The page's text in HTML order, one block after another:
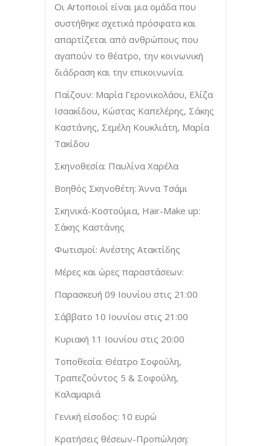
Οι Artοποιοί είναι μια ομάδα που
συστήθηκε σχετικά πρόσφατα και
απαρτίζεται από ανθρώπους που
αγαπούν το θέατρο, την κοινωνική
διάδραση και την επικοινωνία.
Παίζουν: Μαρία Γερονικολάου, Ελίζα
Ισαακίδου, Κώστας Καπελέρης, Σάκης
Καστάνης, Σεμέλη Κουκλιάτη, Μαρία
Τακίδου
Σκηνοθεσία: Παυλίνα Χαρέλα
Βοηθός Σκηνοθέτη: Άννα Τσάμι
Σκηνικά-Κοστούμια, Hair-Make up:
Σάκης Καστάνης
Φωτισμοί: Ανέστης Ατακτίδης
Μέρες και ώρες παραστάσεων:
Παρασκευή 09 Ιουνίου στις 21:00
Σάββατο 10 Ιουνίου στις 21:00
Κυριακή 11 Ιουνίου στις 20:00
Τοποθεσία: Θέατρο Σοφούλη,
Τραπεζούντος 5 & Σοφούλη,
Καλαμαριά
Γενική είσοδος: 10 ευρώ
Κρατήσεις θέσεων-Προπώληση: